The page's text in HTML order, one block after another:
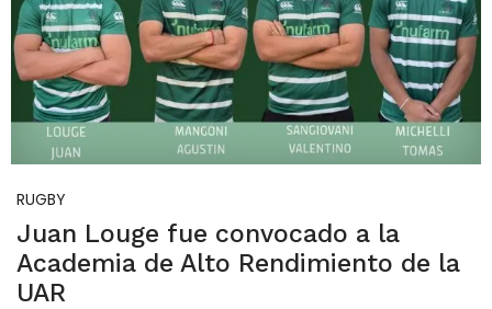
RUGBY
Juan Louge fue convocado a la
Academia de Alto Rendimiento de la
UAR